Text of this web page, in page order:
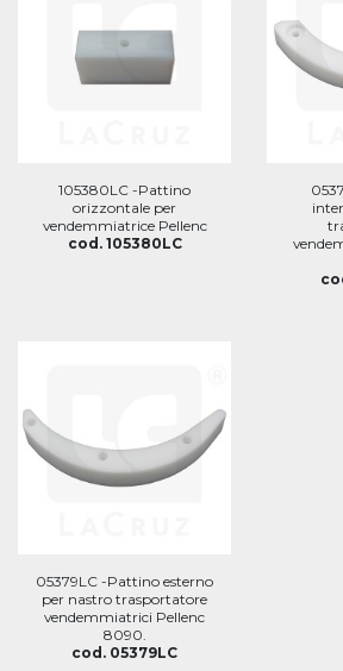
105380LC -Pattino
orizzontale per
vendemmiatrice Pellenc
cod. 105380LC
05379LC -Pattino esterno
per nastro trasportatore
vendemmiatrici Pellenc
8090.
cod. 05379LC